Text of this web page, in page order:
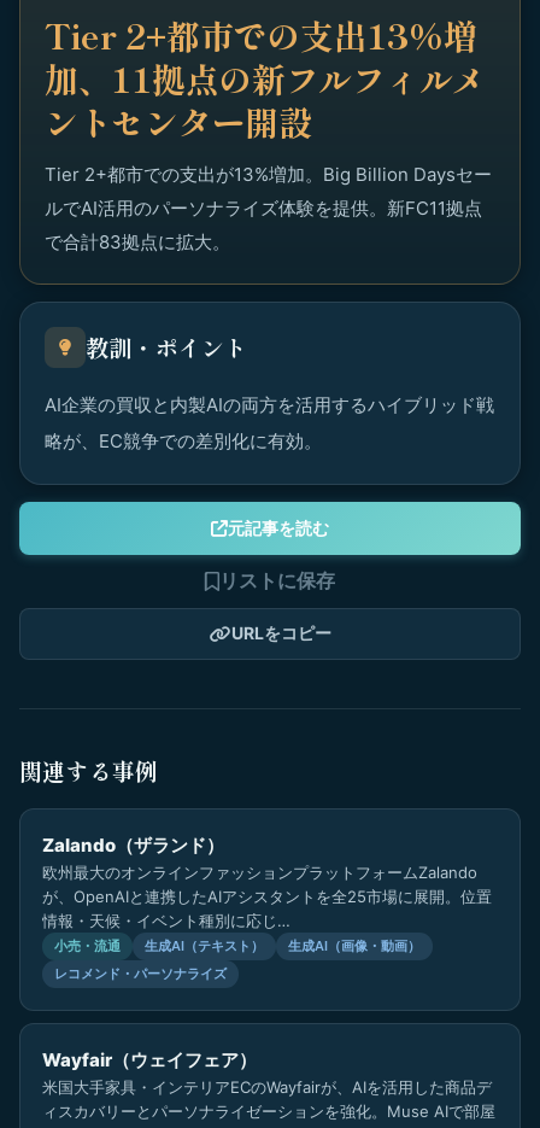
Tier 2+都市での支出13%増
加、11拠点の新フルフィルメ
ントセンター開設
Tier 2+都市での支出が13%増加。Big Billion Daysセー
ルでAI活用のパーソナライズ体験を提供。新FC11拠点
で合計83拠点に拡大。
教訓・ポイント
AI企業の買収と内製AIの両方を活用するハイブリッド戦
略が、EC競争での差別化に有効。
元記事を読む
リストに保存
URLをコピー
関連する事例
Zalando（ザランド）
欧州最大のオンラインファッションプラットフォームZalando
が、OpenAIと連携したAIアシスタントを全25市場に展開。位置
情報・天候・イベント種別に応じ…
小売・流通 生成AI（テキスト）
生成AI（画像・動画）
レコメンド・パーソナライズ
Wayfair（ウェイフェア）
米国大手家具・インテリアECのWayfairが、AIを活用した商品デ
ィスカバリーとパーソナライゼーションを強化。Muse AIで部屋